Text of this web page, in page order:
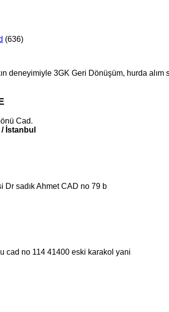
(636)
deneyimiyle 3GK Geri Dönüşüm, hurda
Cad.
İstanbul
Dr sadık Ahmet CAD no 79 b
cad no 114 41400 eski karakol yani